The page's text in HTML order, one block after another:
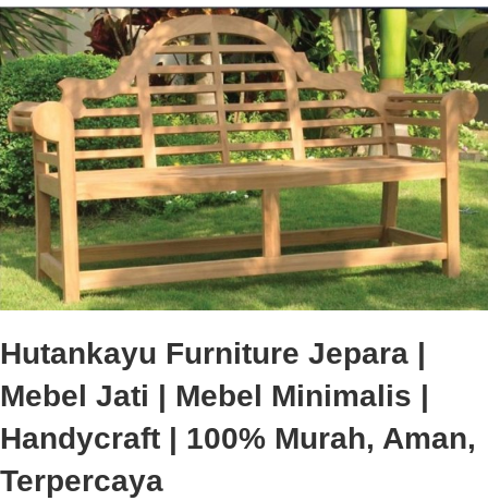
Hutankayu Furniture Jepara |
Mebel Jati | Mebel Minimalis |
Handycraft | 100% Murah, Aman,
Terpercaya